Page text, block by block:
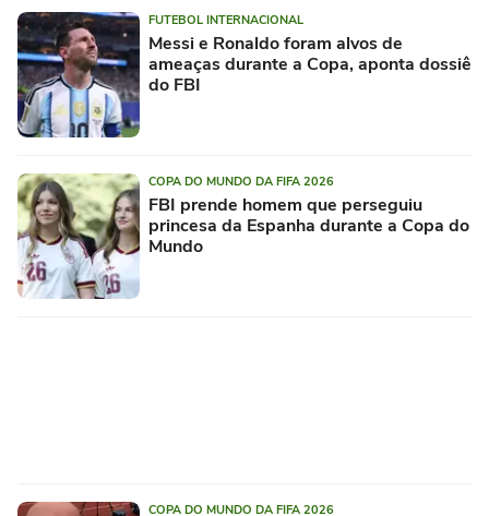
FUTEBOL INTERNACIONAL
Messi e Ronaldo foram alvos de
ameaças durante a Copa, aponta dossiê
do FBI
COPA DO MUNDO DA FIFA 2026
FBI prende homem que perseguiu
princesa da Espanha durante a Copa do
Mundo
COPA DO MUNDO DA FIFA 2026